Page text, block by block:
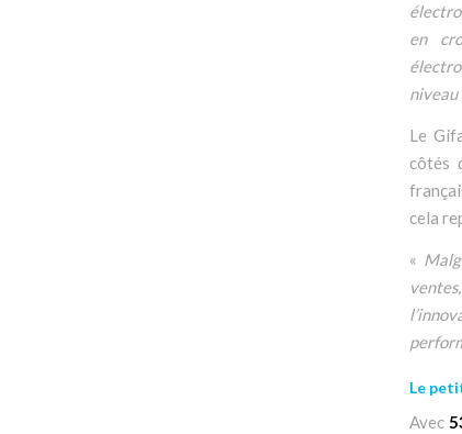
en
niveau
Le
côtés
cela
«
Le
Avec